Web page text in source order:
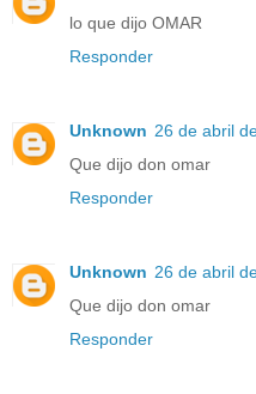
lo que dijo OMAR
Responder
Unknown 26 de abril
Que dijo don omar
Responder
Unknown 26 de abril
Que dijo don omar
Responder